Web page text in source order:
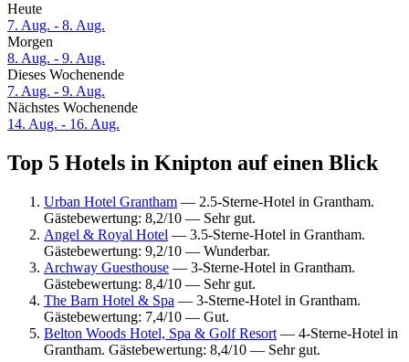
Heute
7. Aug. - 8. Aug.
Morgen
8. Aug. - 9. Aug.
Dieses Wochenende
7. Aug. - 9. Aug.
Nächstes Wochenende
14. Aug. - 16. Aug.
Top 5 Hotels in Knipton auf einen Blick
Urban Hotel Grantham — 2.5-Sterne-Hotel in Grantham.
Gästebewertung: 8,2/10 — Sehr gut.
Angel & Royal Hotel — 3.5-Sterne-Hotel in Grantham.
Gästebewertung: 9,2/10 — Wunderbar.
Archway Guesthouse — 3-Sterne-Hotel in Grantham.
Gästebewertung: 8,4/10 — Sehr gut.
The Barn Hotel & Spa — 3-Sterne-Hotel in Grantham.
Gästebewertung: 7,4/10 — Gut.
Belton Woods Hotel, Spa & Golf Resort — 4-Sterne-Hotel in
Grantham. Gästebewertung: 8,4/10 — Sehr gut.